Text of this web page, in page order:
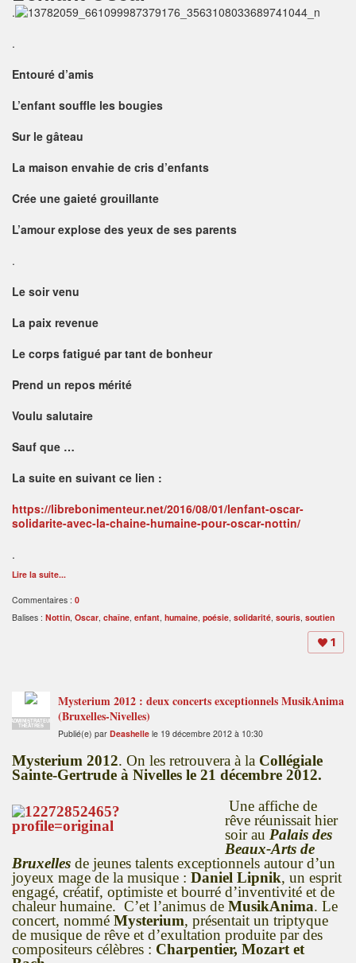
.
.
Entouré d’amis
L’enfant souffle les bougies
Sur le gâteau
La maison envahie de cris d’enfants
Crée une gaieté grouillante
L’amour explose des yeux de ses parents
.
Le soir venu
La paix revenue
Le corps fatigué par tant de bonheur
Prend un repos mérité
Voulu salutaire
Sauf que …
La suite en suivant ce lien :
https://librebonimenteur.net/2016/08/01/lenfant-oscar-
solidarite-avec-la-chaine-humaine-pour-oscar-nottin/
.
Lire la suite...
Commentaires : 0
Balises : Nottin Oscar chaîne enfant humaine poésie solidarité souris soutien
1
ADMINISTRATEUR
THÉÂTRES
Mysterium 2012 : deux concerts exceptionnels MusikAnima
(Bruxelles-Nivelles)
Publié(e) par Deashelle le 19 décembre 2012 à 10:30
Mysterium 2012. On les retrouvera à la Collégiale
Sainte-Gertrude à Nivelles le 21 décembre 2012.
Une affiche de
rêve réunissait hier
soir au Palais des
Beaux-Arts de
Bruxelles de jeunes talents exceptionnels autour d’un
joyeux mage de la musique : Daniel Lipnik, un esprit
engagé, créatif, optimiste et bourré d’inventivité et de
chaleur humaine. C’et l’animus de MusikAnima. Le
concert, nommé Mysterium, présentait un triptyque
de musique de rêve et d’exultation produite par des
compositeurs célèbres : Charpentier, Mozart et